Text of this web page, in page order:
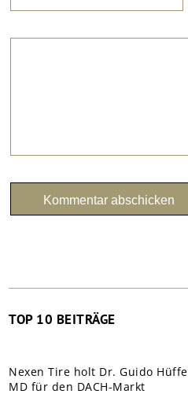
TOP 10 BEITRÄGE
Nexen Tire holt Dr. Guido
MD für den DACH-Markt